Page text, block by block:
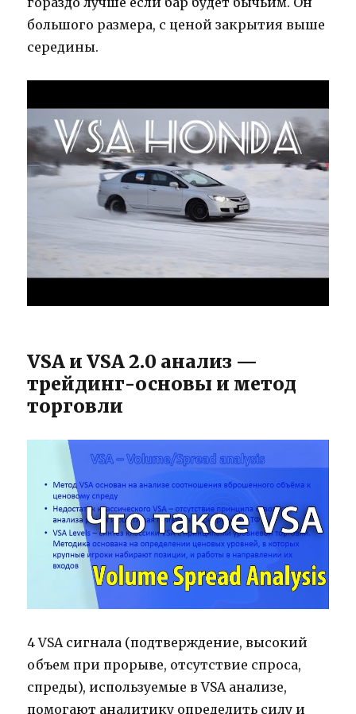
большого размера, с ценой закрытия выше
середины.
VSA и VSA 2.0 анализ —
трейдинг-основы и метод
торговли
4 VSA сигнала (подтверждение, высокий
объем при прорыве, отсутствие спроса,
спреды), используемые в VSA анализе,
помогают аналитику определить силу и